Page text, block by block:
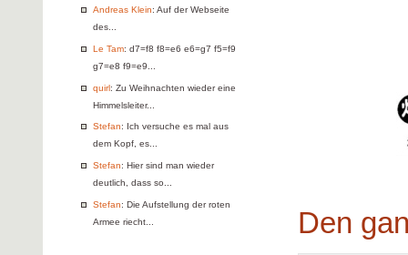
Andreas Klein: Auf der Webseite
des...
Le Tam: d7=f8 f8=e6 e6=g7 f5=f9
g7=e8 f9=e9...
quirl: Zu Weihnachten wieder eine
Himmelsleiter...
Stefan: Ich versuche es mal aus
dem Kopf, es...
Stefan: Hier sind man wieder
deutlich, dass so...
Stefan: Die Aufstellung der roten
Armee riecht...
Den